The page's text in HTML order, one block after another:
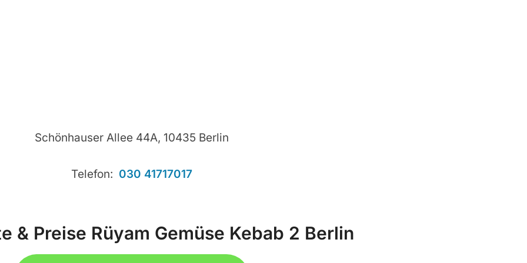
Schönhauser Allee 44A, 10435 Berlin
Telefon: 030 41717017
& Preise Rüyam Gemüse Kebab 2 Berlin